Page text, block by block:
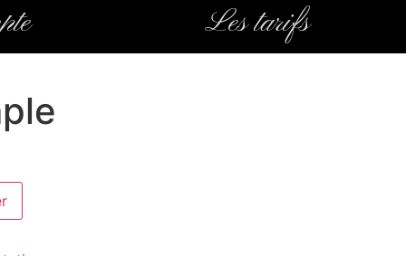
Les tarifs